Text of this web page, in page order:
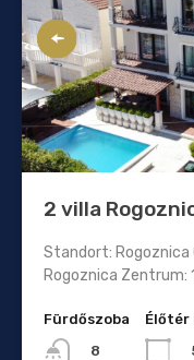
2 villa
Standort:
Rogoznica Zentrum:
Fürdőszoba
8
Élőtér